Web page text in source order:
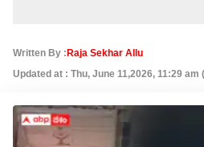
Written By : Raja Sekhar Allu
Updated at : Thu, June 11,2026, 11:29 am